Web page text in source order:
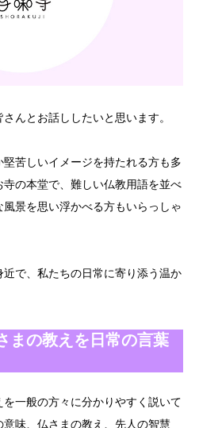
んとお話ししたいと思います。
堅苦しいイメージを持たれる方も多
の本堂で、難しい仏教用語を並べ
景を思い浮かべる方もいらっしゃ
で、私たちの日常に寄り添う温か
まの教えを日常の言葉
一般の方々に分かりやすく説いて
味、仏さまの教え、先人の智慧